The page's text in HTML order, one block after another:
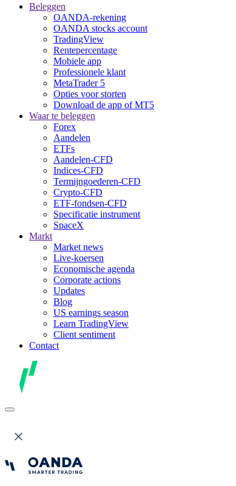
Beleggen
OANDA-rekening
OANDA stocks account
TradingView
Rentepercentage
Mobiele app
Professionele klant
MetaTrader 5
Opties voor storten
Download de app of MT5
Waar te beleggen
Forex
Aandelen
ETFs
Aandelen-CFD
Indices-CFD
Termijngoederen-CFD
Crypto-CFD
ETF-fondsen-CFD
Specificatie instrument
SpaceX
Markt
Market news
Live-koersen
Economische agenda
Corporate actions
Updates
Blog
US earnings season
Learn TradingView
Client sentiment
Contact